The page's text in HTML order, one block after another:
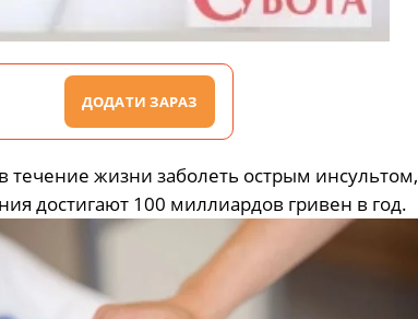
ДОДАТИ ЗАРАЗ
течение жизни заболеть острым инсультом,
достигают 100 миллиардов гривен в год.